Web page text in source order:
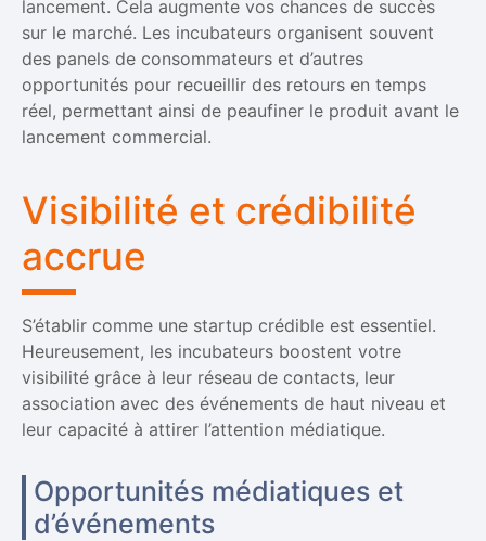
lancement. Cela augmente vos chances de succès
sur le marché. Les incubateurs organisent souvent
des panels de consommateurs et d’autres
opportunités pour recueillir des retours en temps
réel, permettant ainsi de peaufiner le produit avant le
lancement commercial.
Visibilité et crédibilité
accrue
S’établir comme une startup crédible est essentiel.
Heureusement, les incubateurs boostent votre
visibilité grâce à leur réseau de contacts, leur
association avec des événements de haut niveau et
leur capacité à attirer l’attention médiatique.
Opportunités médiatiques et
d’événements